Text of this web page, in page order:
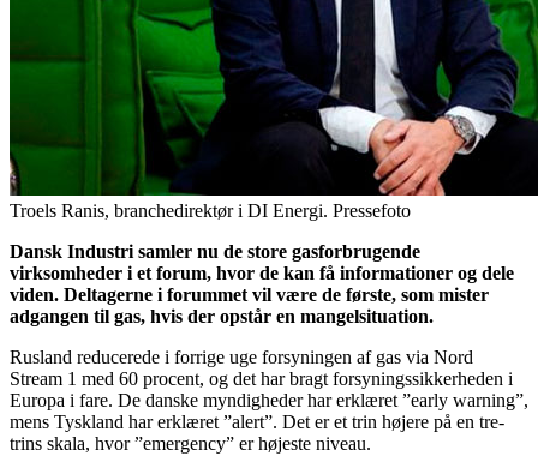
Troels Ranis, branchedirektør i DI Energi. Pressefoto
Dansk Industri samler nu de store gasforbrugende
virksomheder i et forum, hvor de kan få informationer og dele
viden. Deltagerne i forummet vil være de første, som mister
adgangen til gas, hvis der opstår en mangelsituation.
Rusland reducerede i forrige uge forsyningen af gas via Nord
Stream 1 med 60 procent, og det har bragt forsyningssikkerheden i
Europa i fare. De danske myndigheder har erklæret ”early warning”,
mens Tyskland har erklæret ”alert”. Det er et trin højere på en tre-
trins skala, hvor ”emergency” er højeste niveau.